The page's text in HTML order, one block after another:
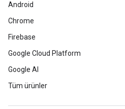
Android
Chrome
Firebase
Google Cloud Platform
Google AI
Tüm ürünler